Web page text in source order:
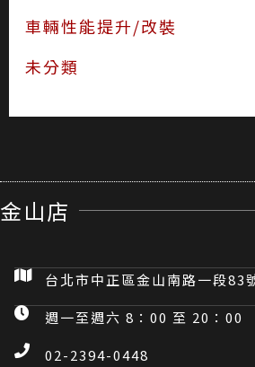
車輛性能提升/改裝
未分類
金山店
台北市中正區金山南路一段83
週一至週六 8：00 至 20：00
02-2394-0448